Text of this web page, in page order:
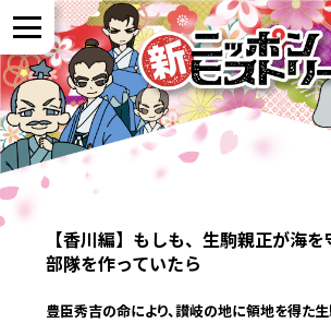
NEWS
【香川編】もしも、生駒親正が海
部隊を作っていたら
豊臣秀吉の命により、讃岐の地に領地を得た